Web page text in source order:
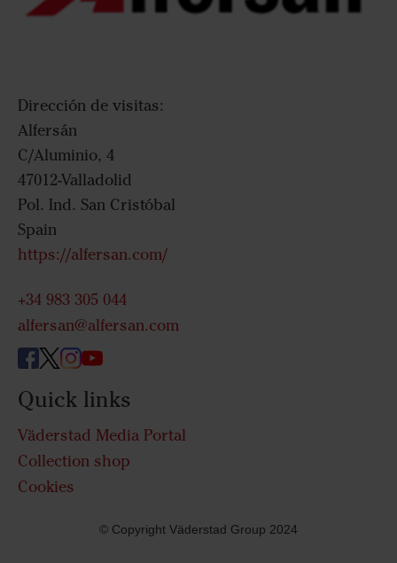
Dirección de visitas:
Alfersán
C/Aluminio, 4
47012-Valladolid
Pol. Ind. San Cristóbal
Spain
https://alfersan.com/
+34 983 305 044
alfersan@alfersan.com
Quick links
Väderstad Media Portal
Collection shop
Cookies
© Copyright Väderstad Group 2024